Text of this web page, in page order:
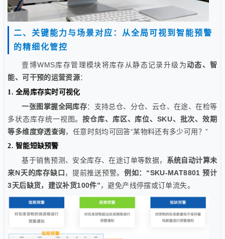
二、关键能力与场景对应：从全局可视到智能预警
的精细化管控
壹博WMS库存管理模块将库存从静态记录升级为动态、智
能、可干预的运营资源：
1. 全局库存实时可视化
一张图掌握全网库存：支持总仓、分仓、云仓、在途、在检等
多状态库存统一视图。按仓库、库区、库位、SKU、批次、效期
等多维度穿透查询，任意时刻均可回答“某物料还有多少可用？”
2. 智能短缺预警
基于销售预测、安全库存、在途订单等数据， 系统自动计算未
来N天的库存缺口，提前推送预警。例如：“SKU-MAT8801 预计
3天后缺货，建议补货100件”，避免产线停摆或订单流失。